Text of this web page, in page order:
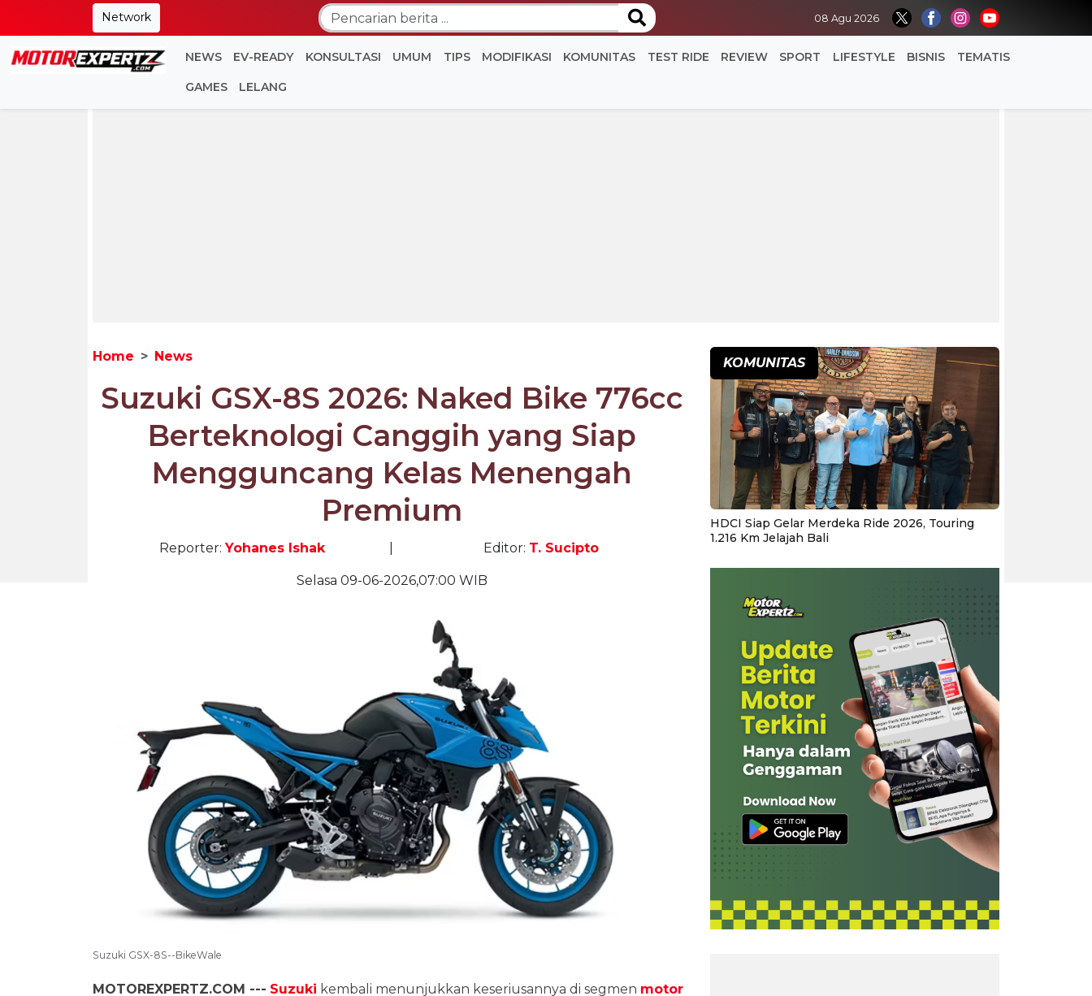
Network 08 Agu 2026
NEWS EV-READY KONSULTASI UMUM TIPS MODIFIKASI KOMUNITAS TEST RIDE REVIEW SPORT LIFESTYLE BISNIS TEMATIS
GAMES LELANG
Home News
Suzuki GSX-8S 2026: Naked Bike 776cc
Berteknologi Canggih yang Siap
Mengguncang Kelas Menengah
Premium
Reporter:Yohanes Ishak Editor: T. Sucipto
Selasa 09-06-2026,07:00 WIB
Suzuki GSX-8S--BikeWale
MOTOREXPERTZ.COM --- Suzuki kembali menunjukkan keseriusannya di segmen motor
KOMUNITAS
HDCI Siap Gelar Merdeka Ride 2026, Touring
1.216 Km Jelajah Bali